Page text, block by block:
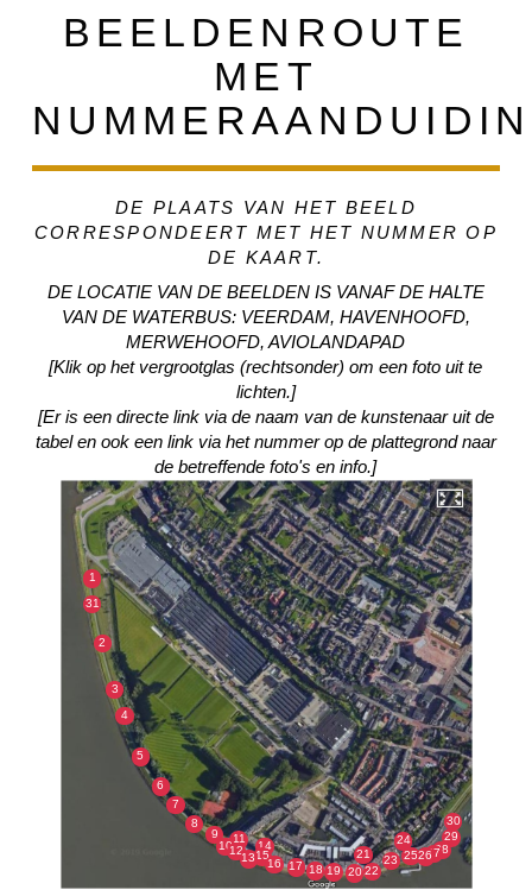
BEELDENROUTE
MET
DE PLAATS VAN HET BEELD
CORRESPONDEERT MET HET NUMMER OP
DE KAART.
DE LOCATIE VAN DE BEELDEN IS VANAF DE HALTE
VAN DE WATERBUS: VEERDAM, HAVENHOOFD,
MERWEHOOFD, AVIOLANDAPAD
[Klik op het vergrootglas (rechtsonder) om een foto uit te
lichten.]
[Er is een directe link via de naam van de kunstenaar uit de
tabel en ook een link via het nummer op de plattegrond naar
de betreffende foto's en info.]